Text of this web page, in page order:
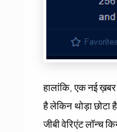
हालांकि, एक नई ख़बर
है लेकिन थोड़ा छोटा
जीबी वेरिएंट लॉन्च